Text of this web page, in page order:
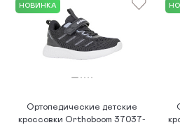
НОВИНКА
Ортопедические детские
кроссовки Orthoboom 37037-